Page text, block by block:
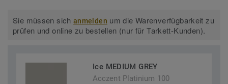
Sie müssen sichanmelden um die Warenverfügbarkeit zu
prüfen und online zu bestellen (nur für Tarkett-Kunden).
Ice MEDIUM GREY
Acczent Platinium 100